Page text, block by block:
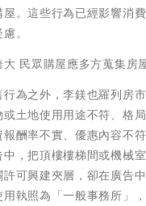
。這些行為已經影響消
。
民眾購屋應多方蒐集房
為之外，李鎂也羅列房
或土地使用用途不符、格
酬率不實、優惠內容不
，把頂樓樓梯間或機械
可興建夾層，卻在廣告
執照為「一般事務所」